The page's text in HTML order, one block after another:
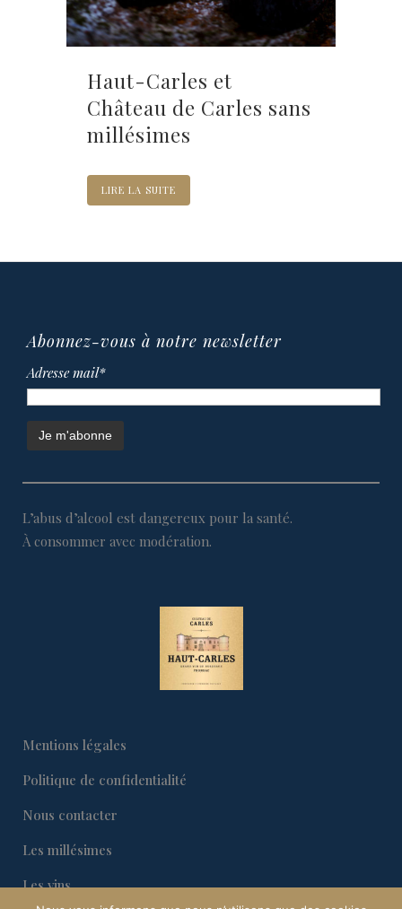
Haut-Carles et
Château de Carles sans
millésimes
LIRE LA SUITE
Abonnez-vous à notre newsletter
Adresse mail*
L’abus d’alcool est dangereux pour la santé.
À consommer avec modération.
Mentions légales
Politique de confidentialité
Nous contacter
Les millésimes
Les vins